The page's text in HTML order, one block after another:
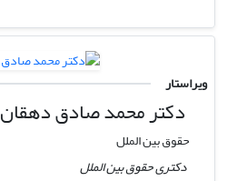
ویراستار
دکتر محمد صادق دهقان
حقوق بین الملل
دکتری حقوق بین الملل